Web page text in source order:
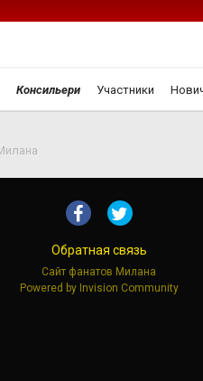
Консильери Участники
Обратная связь
Сайт фанатов Милана
Powered by Invision Community